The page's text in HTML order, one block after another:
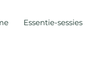
Essentie-sessies